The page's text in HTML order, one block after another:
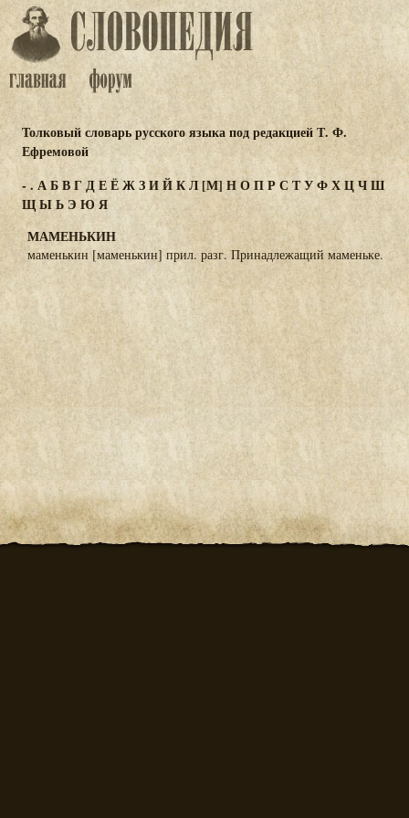
Толковый словарь русского языка под редакцией Т. Ф.
Ефремовой
- . АБВГДЕЁЖЗИЙКЛ[М] НОПРС ТУФХЦЧШ
ЩЫЬЭ ЮЯ
МАМЕНЬКИН
маменькин [маменькин] прил. разг. Принадлежащий маменьке.